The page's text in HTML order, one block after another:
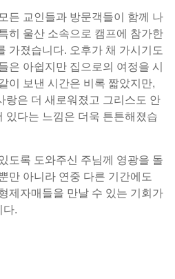
든 교인들과 방문객들이 함께 나
히 울산 소속으로 캠프에 참가한
가졌습니다. 오후가 채 가시기도
은 아쉽지만 집으로의 여정을 시
이 보낸 시간은 비록 짧았지만,
랑은 더 새로워졌고 그리스도 안
있다는 느낌은 더욱 튼튼해졌습
도록 도와주신 주님께 영광을 돌
만 아니라 연중 다른 기간에도
제자매들을 만날 수 있는 기회가
다.